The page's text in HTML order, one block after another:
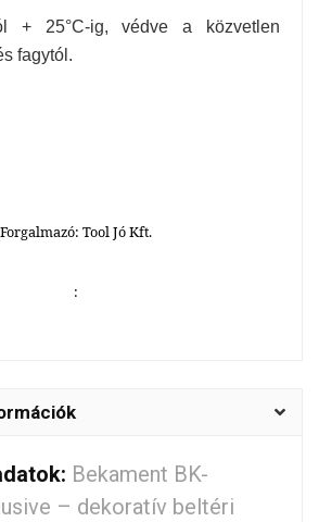
+ 25°C-ig, védve a közvetlen
fagytól.
Forgalmazó: Tool Jó Kft.
:
Bekament BK-
– dekoratív beltéri